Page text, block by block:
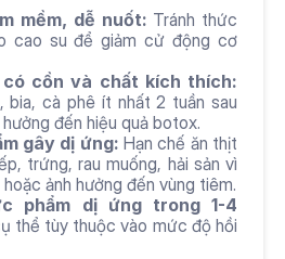
mềm, dễ nuốt: Tránh thức
cao su để giảm cử động cơ
có cồn và chất kích thích:
bia, cà phê ít nhất 2 tuần sau
đến hiệu quả botox.
gây dị ứng: Hạn chế ăn thịt
trứng, rau muống, hải sản vì
ảnh hưởng đến vùng tiêm.
phẩm dị ứng trong 1-4
thể tùy thuộc vào mức độ hồi